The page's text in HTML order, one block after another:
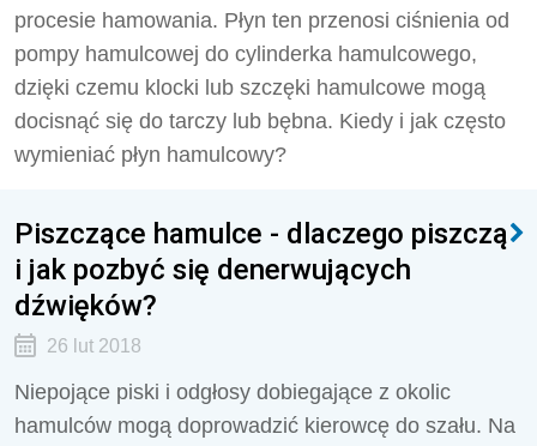
procesie hamowania. Płyn ten przenosi ciśnienia od
pompy hamulcowej do cylinderka hamulcowego,
dzięki czemu klocki lub szczęki hamulcowe mogą
docisnąć się do tarczy lub bębna. Kiedy i jak często
wymieniać płyn hamulcowy?
Piszczące hamulce - dlaczego piszczą
i jak pozbyć się denerwujących
dźwięków?
26 lut 2018
Niepojące piski i odgłosy dobiegające z okolic
hamulców mogą doprowadzić kierowcę do szału. Na